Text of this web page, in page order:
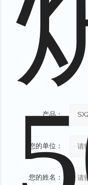
产品：
您的单位：
您的姓名：